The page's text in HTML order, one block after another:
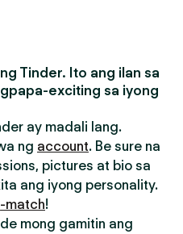
Tinder. Ito ang ilan sa
exciting sa iyong
ay madali lang.
ng account. Be sure na
pictures at bio sa
ang iyong personality.
match!
mong gamitin ang